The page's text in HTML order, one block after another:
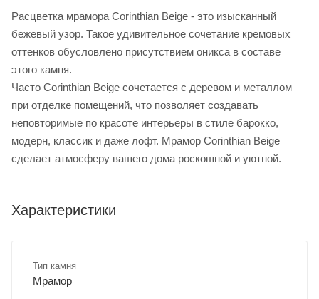
Расцветка мрамора Corinthian Beige - это изысканный
бежевый узор. Такое удивительное сочетание кремовых
оттенков обусловлено присутствием оникса в составе
этого камня.
Часто Corinthian Beige сочетается с деревом и металлом
при отделке помещений, что позволяет создавать
неповторимые по красоте интерьеры в стиле барокко,
модерн, классик и даже лофт. Мрамор Corinthian Beige
сделает атмосферу вашего дома роскошной и уютной.
Характеристики
Тип камня
Мрамор